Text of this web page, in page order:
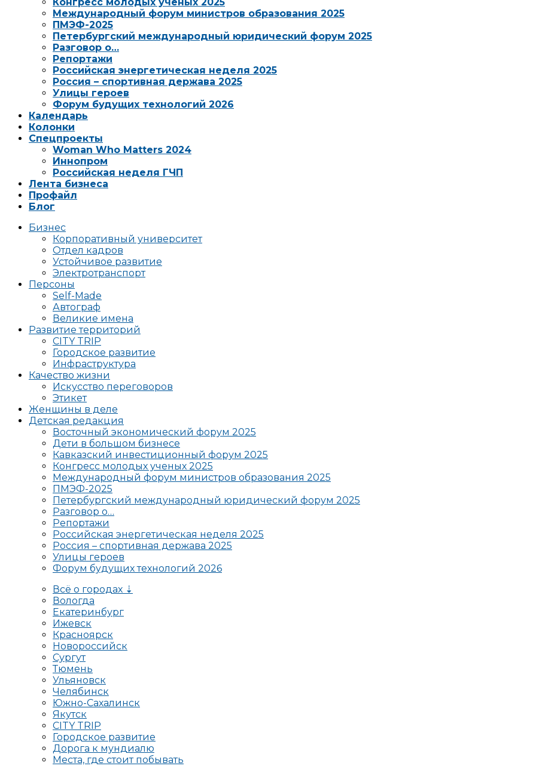
Международный форум министров образования 2025
ПМЭФ-2025
Петербургский международный юридический форум 2025
Разговор о…
Репортажи
Российская энергетическая неделя 2025
Россия – спортивная держава 2025
Улицы героев
Форум будущих технологий 2026
Календарь
Колонки
Спецпроекты
Woman Who Matters 2024
Иннопром
Российская неделя ГЧП
Лента бизнеса
Профайл
Блог
Бизнес
Корпоративный университет
Отдел кадров
Устойчивое развитие
Электротранспорт
Персоны
Self-Made
Автограф
Великие имена
Развитие территорий
CITY TRIP
Городское развитие
Инфраструктура
Качество жизни
Искусство переговоров
Этикет
Женщины в деле
Детская редакция
Восточный экономический форум 2025
Дети в большом бизнесе
Кавказский инвестиционный форум 2025
Конгресс молодых ученых 2025
Международный форум министров образования 2025
ПМЭФ-2025
Петербургский международный юридический форум 2025
Разговор о…
Репортажи
Российская энергетическая неделя 2025
Россия – спортивная держава 2025
Улицы героев
Форум будущих технологий 2026
Всё о городах ⇣
Вологда
Екатеринбург
Ижевск
Красноярск
Новороссийск
Сургут
Тюмень
Ульяновск
Челябинск
Южно-Сахалинск
Якутск
CITY TRIP
Городское развитие
Дорога к мундиалю
Места, где стоит побывать